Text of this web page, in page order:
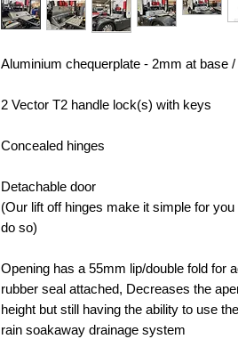
Aluminium chequerplate - 2mm at base
2 Vector T2 handle lock(s) with keys
Concealed hinges
Detachable door
(Our lift off hinges make it simple for
do so)
Opening has a 55mm lip/double fold for
rubber seal attached, Decreases the
height but still having the ability to use
rain soakaway drainage system